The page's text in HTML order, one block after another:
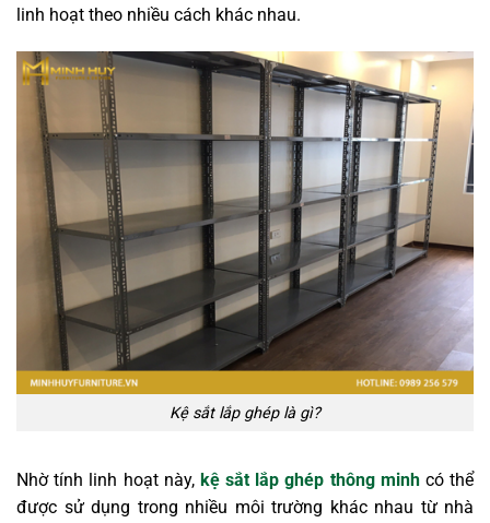
linh hoạt theo nhiều cách khác nhau.
Kệ sắt lắp ghép là gì?
Nhờ tính linh hoạt này, kệ sắt lắp ghép thông minhcó thể
được sử dụng trong nhiều môi trường khác nhau từ nhà